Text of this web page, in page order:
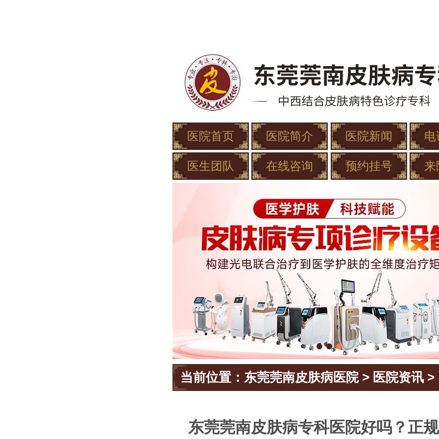
医院首页 医院简介 医院新闻 电
医生团队 在线咨询 预约挂号 来
当前位置： 东莞莞南皮肤病医院> 医院资讯 >
东莞莞南皮肤病专科医院好吗？正